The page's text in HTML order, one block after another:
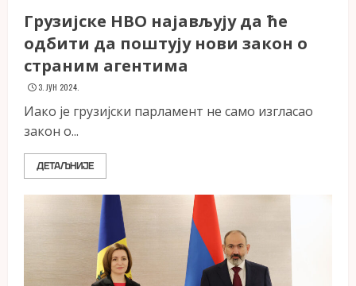
Грузијске НВО најављују да ће
одбити да поштују нови закон о
страним агентима
3. ЈУН 2024.
Иако је грузијски парламент не само изгласао
закон о...
ДЕТАЉНИЈЕ